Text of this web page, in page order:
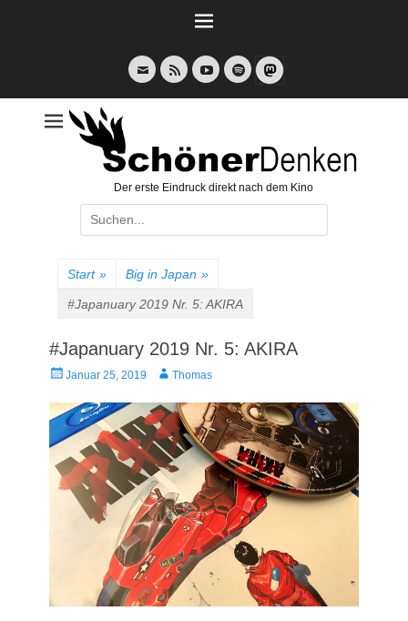
E-
Mail
Feed YouTubeSpotify
Der erste Eindruck direkt nach dem Kino
Suche
nach:
Start » Big in Japan »
#Japanuary 2019 Nr. 5: AKIRA
#Japanuary 2019 Nr. 5: AKIRA
Veröffentlicht
Januar 25, 2019 AutorThomas